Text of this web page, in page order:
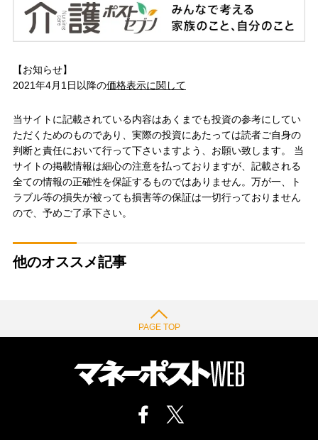
【お知らせ】
2021年4月1日以降の価格表示に関して
当サイトに記載されている内容はあくまでも投資の参考にしてい
ただくためのものであり、実際の投資にあたっては読者ご自身の
判断と責任において行って下さいますよう、お願い致します。 当
サイトの掲載情報は細心の注意を払っておりますが、記載される
全ての情報の正確性を保証するものではありません。万が一、ト
ラブル等の損失が被っても損害等の保証は一切行っておりません
ので、予めご了承下さい。
他のオススメ記事
PAGE TOP